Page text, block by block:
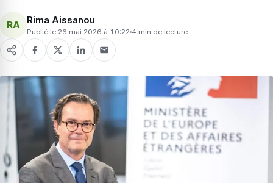
RA Rima Aissanou
Publié le 26 mai 2026 à 10:22 4 min de lecture